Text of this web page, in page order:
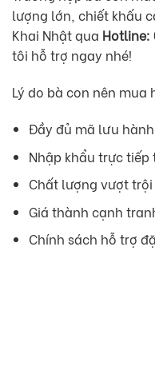
lượng lớn, chiết khấu
Khai Nhật qua Hotline:
tôi hỗ trợ ngay nhé!
Lý do bà con nên mua
Đầy đủ mã lưu hành
Nhập khẩu trực
Chất lượng vượt trội
Giá thành cạnh
Chính sách hỗ trợ